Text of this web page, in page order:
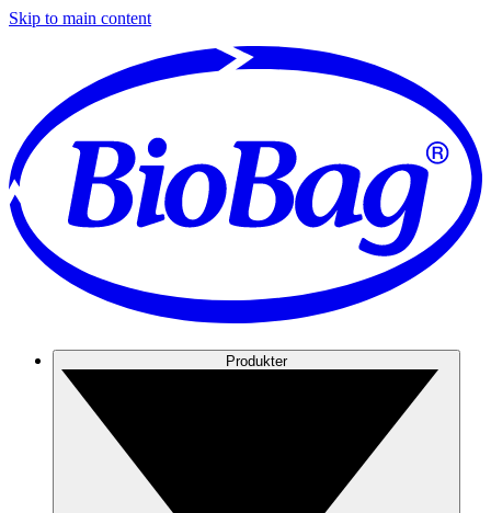
Skip to main content
Produkter